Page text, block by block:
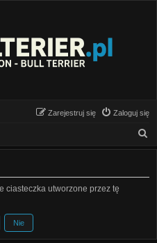
Zaloguj się
Zarejestruj się
z
ciasteczka utworzone przez tę